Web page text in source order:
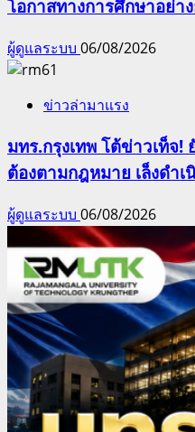
โอกาสทางการศึกษาอย่า
ผู้ดูแลระบบ 06/08/2026
ข่าวล่ามาแรง
มทร.กรุงเทพ โต้ข่าวเท็จ
ต้องตามกฎหมาย เล็งดำ
ผู้ดูแลระบบ 06/08/2026